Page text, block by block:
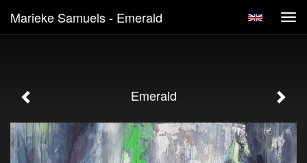
Marieke Samuels - Emerald
Emerald